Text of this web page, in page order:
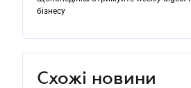
бізнесу
Схожі новини